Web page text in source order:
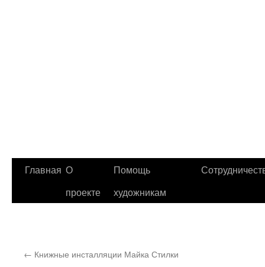
Главная О
проекте
Помощь
художникам
← Книжные инсталляции Майка Стилки